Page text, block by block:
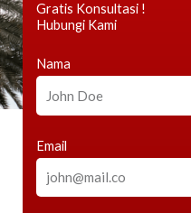
Gratis Konsultasi !
Hubungi Kami
Nama
Email